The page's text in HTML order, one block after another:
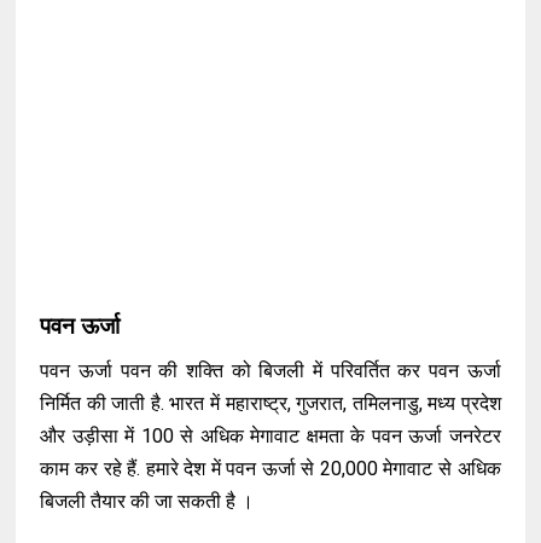
पवन ऊर्जा
पवन ऊर्जा पवन की शक्ति को बिजली में परिवर्तित कर पवन ऊर्जा
निर्मित की जाती है. भारत में महाराष्ट्र, गुजरात, तमिलनाडु, मध्य प्रदेश
और उड़ीसा में 100 से अधिक मेगावाट क्षमता के पवन ऊर्जा जनरेटर
काम कर रहे हैं. हमारे देश में पवन ऊर्जा से 20,000 मेगावाट से अधिक
बिजली तैयार की जा सकती है ।